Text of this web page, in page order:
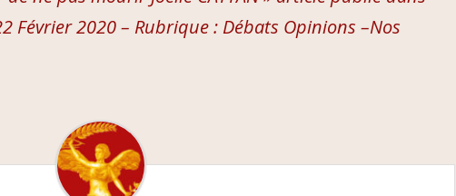
Février 2020 – Rubrique : Débats Opinions –Nos